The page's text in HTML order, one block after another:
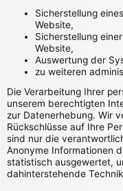
Sicherstellung
Website,
Sicherstellung
Website,
Auswertung der
zu weiteren
Die Verarbeitung Ihrer
unserem berechtigten
zur Datenerhebung. Wir
Rückschlüsse auf Ihre
sind nur die
Anonyme Informationen
statistisch ausgewertet,
dahinterstehende